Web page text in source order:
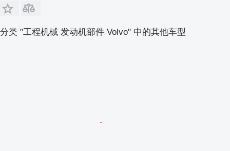
分类 "工程机械 发动机部件 Volvo" 中的其他车型